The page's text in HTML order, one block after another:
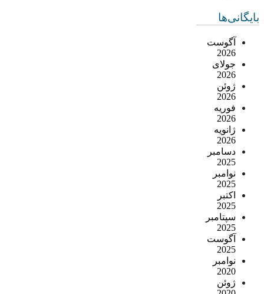
بایگانی‌ها
آگوست
2026
جولای
2026
ژوئن
2026
فوریه
2026
ژانویه
2026
دسامبر
2025
نوامبر
2025
اکتبر
2025
سپتامبر
2025
آگوست
2025
نوامبر
2020
ژوئن